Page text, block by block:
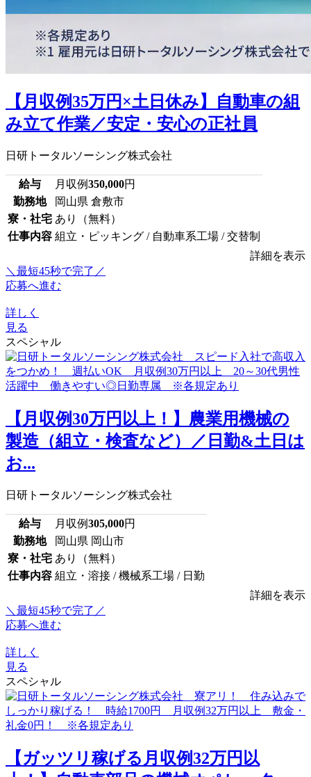
【月収例35万円×土日休み】自動車の組
み立て作業／安定・安心の正社員
日研トータルソーシング株式会社
給与 月収例350,000円
勤務地
岡山県 倉敷市
寮・社宅 あり（無料）
仕事内容 組立・ピッキング / 自動車系工場 / 交替制
詳細を表示
＼最短45秒で完了／
応募へ進む
詳しく
見る
スペシャル
【月収例30万円以上！】農業用機械の
製造（組立・検査など）／日勤&土日は
お...
日研トータルソーシング株式会社
給与 月収例305,000円
勤務地
岡山県 岡山市
寮・社宅 あり（無料）
仕事内容 組立・溶接 / 機械系工場 / 日勤
詳細を表示
＼最短45秒で完了／
応募へ進む
詳しく
見る
スペシャル
【ガッツリ稼げる月収例32万円以